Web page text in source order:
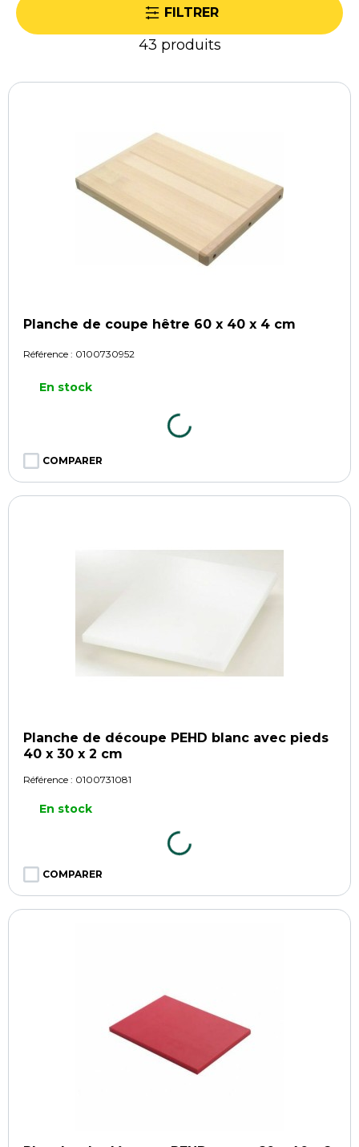
FILTRER
43 produits
Planche de coupe hêtre 60 x 40 x 4 cm
Référence : 0100730952
En stock
COMPARER
Planche de découpe PEHD blanc avec pieds
40 x 30 x 2 cm
Référence : 0100731081
En stock
COMPARER